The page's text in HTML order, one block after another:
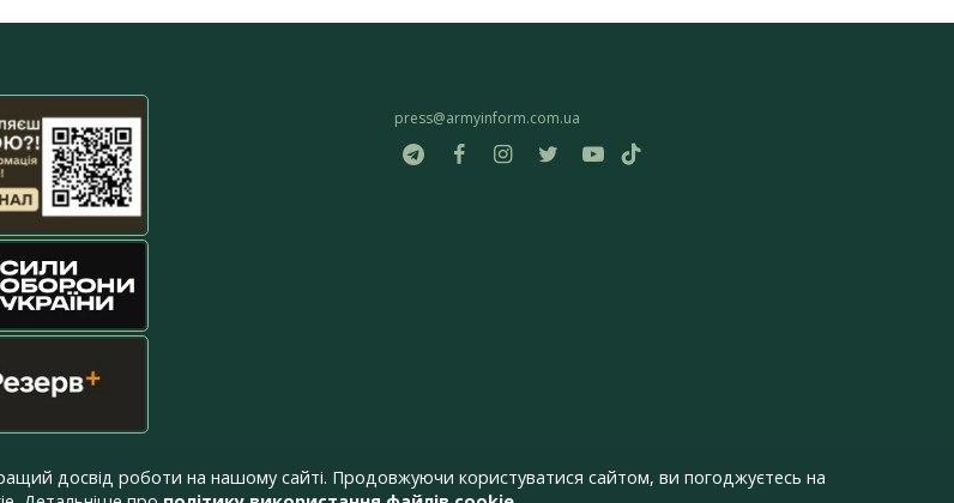
press@armyinform.com.ua
досвід роботи на нашому сайті. Продовжуючи користуватися сайтом, ви погоджуєтесь на